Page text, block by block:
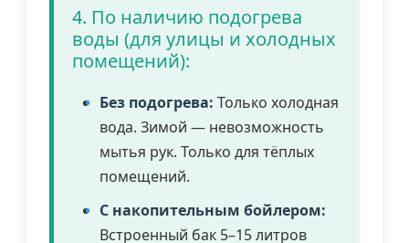
4. По наличию подогрева
воды (для улицы и холодных
помещений):
Без подогрева: Только холодная
вода. Зимой — невозможность
мытья рук. Только для тёплых
помещений.
С накопительным бойлером:
Встроенный бак 5–15 литров